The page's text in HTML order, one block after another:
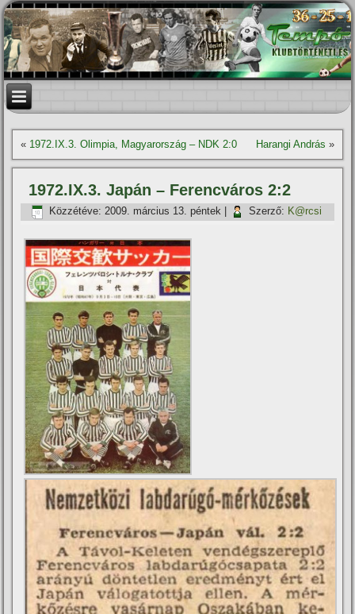
« 1972.IX.3. Olimpia, Magyarország – NDK 2:0 Harangi András »
1972.IX.3. Japán – Ferencváros 2:2
Közzétéve: 2009. március 13. péntek Szerző: K@rcsi